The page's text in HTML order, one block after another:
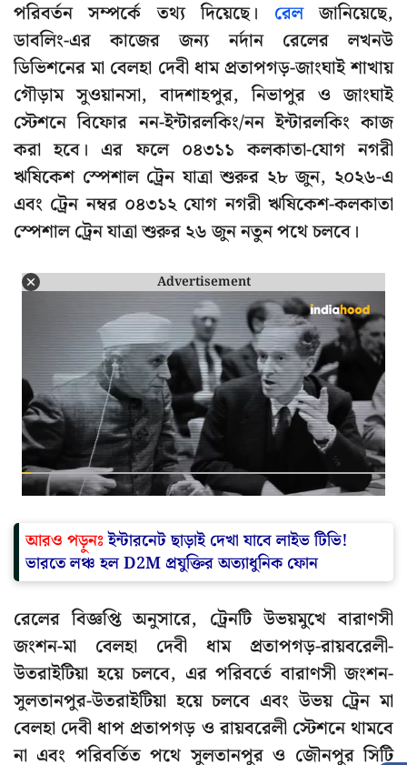
পরিবর্তন সম্পর্কে তথ্য দিয়েছে। রেলজানিয়েছে,
ডাবলিং-এর কাজের জন্য নর্দান রেলের লখনউ
ডিভিশনের মা বেলহা দেবী ধাম প্রতাপগড়-জাংঘাই শাখায়
গৌড়াম সুওয়ানসা, বাদশাহপুর, নিভাপুর ও জাংঘাই
স্টেশনে বিফোর নন-ইন্টারলকিং/নন ইন্টারলকিং কাজ
করা হবে। এর ফলে ০৪৩১১ কলকাতা-যোগ নগরী
ঋষিকেশ স্পেশাল ট্রেন যাত্রা শুরুর ২৮ জুন, ২০২৬-এ
এবং ট্রেন নম্বর ০৪৩১২ যোগ নগরী ঋষিকেশ-কলকাতা
স্পেশাল ট্রেন যাত্রা শুরুর ২৬ জুন নতুন পথে চলবে।
Advertisement
আরও পড়ুনঃইন্টারনেট ছাড়াই দেখা যাবে লাইভ টিভি!
ভারতে লঞ্চ হল D2M প্রযুক্তির অত্যাধুনিক ফোন
রেলের বিজ্ঞপ্তি অনুসারে, ট্রেনটি উভয়মুখে বারাণসী
জংশন-মা বেলহা দেবী ধাম প্রতাপগড়-রায়বরেলী-
উতরাইটিয়া হয়ে চলবে, এর পরিবর্তে বারাণসী জংশন-
সুলতানপুর-উতরাইটিয়া হয়ে চলবে এবং উভয় ট্রেন মা
বেলহা দেবী ধাপ প্রতাপগড় ও রায়বরেলী স্টেশনে থামবে
না এবং পরিবর্তিত পথে সুলতানপুর ও জৌনপুর সিটি